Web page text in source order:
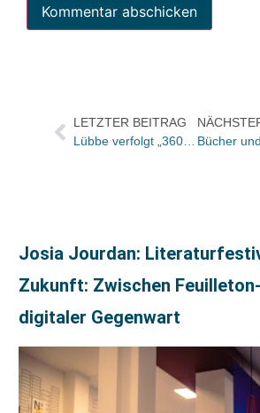
LETZTER BEITRAG
Lübbe verfolgt „360°-Ansatz“ mit Beteiligung an Medienproduktionsgesellschaft
Josia Jourdan:
Zukunft: Zwischen
digitaler Gegenwart